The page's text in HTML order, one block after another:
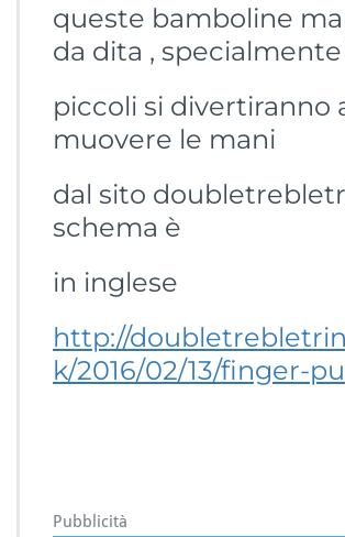
queste bamboline
da dita ,
piccoli si divertiranno
muovere le mani
dal sito
schema è
in inglese
http://
k/2016/02/13/finger-
Pubblicità